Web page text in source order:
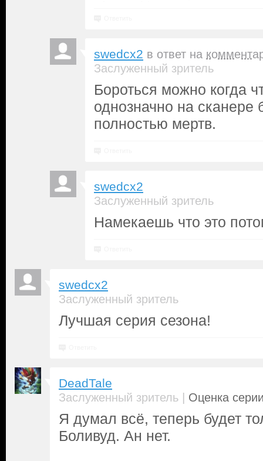
swedcx2 в ответ на
Заслуженный зритель
Бороться можно когда
однозначно на сканере
полностью мертв.
swedcx2
Заслуженный зритель
Намекаешь что это
swedcx2
Заслуженный зритель
Лучшая серия сезона!
DeadTale
Заслуженный зритель | Оценка
Я думал всё, теперь будет
Боливуд. Ан нет.